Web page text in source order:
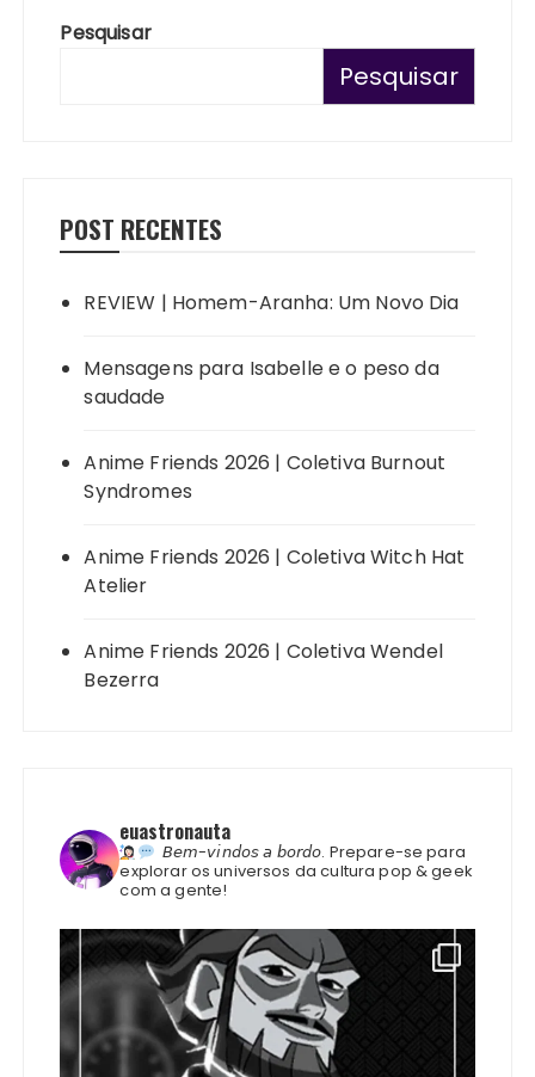
Pesquisar
Pesquisar
POST RECENTES
REVIEW | Homem-Aranha: Um Novo Dia
Mensagens para Isabelle e o peso da
saudade
Anime Friends 2026 | Coletiva Burnout
Syndromes
Anime Friends 2026 | Coletiva Witch Hat
Atelier
Anime Friends 2026 | Coletiva Wendel
Bezerra
euastronauta
𝘉𝘦𝘮-𝘷𝘪𝘯𝘥𝘰𝘴 𝘢 𝘣𝘰𝘳𝘥𝘰. Prepare-se para
explorar os universos da cultura pop & geek
com a gente!